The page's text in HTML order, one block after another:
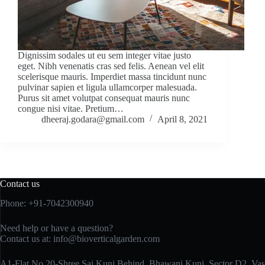
Dignissim sodales ut eu sem integer vitae justo
eget. Nibh venenatis cras sed felis. Aenean vel elit
scelerisque mauris. Imperdiet massa tincidunt nunc
pulvinar sapien et ligula ullamcorper malesuada.
Purus sit amet volutpat consequat mauris nunc
congue nisi vitae. Pretium…
dheeraj.godara@gmail.com
April 8, 2021
Contact us
Phone: +91-7042300940
Need help or have a question?
Contact us at: info@bioverticalgarden.com